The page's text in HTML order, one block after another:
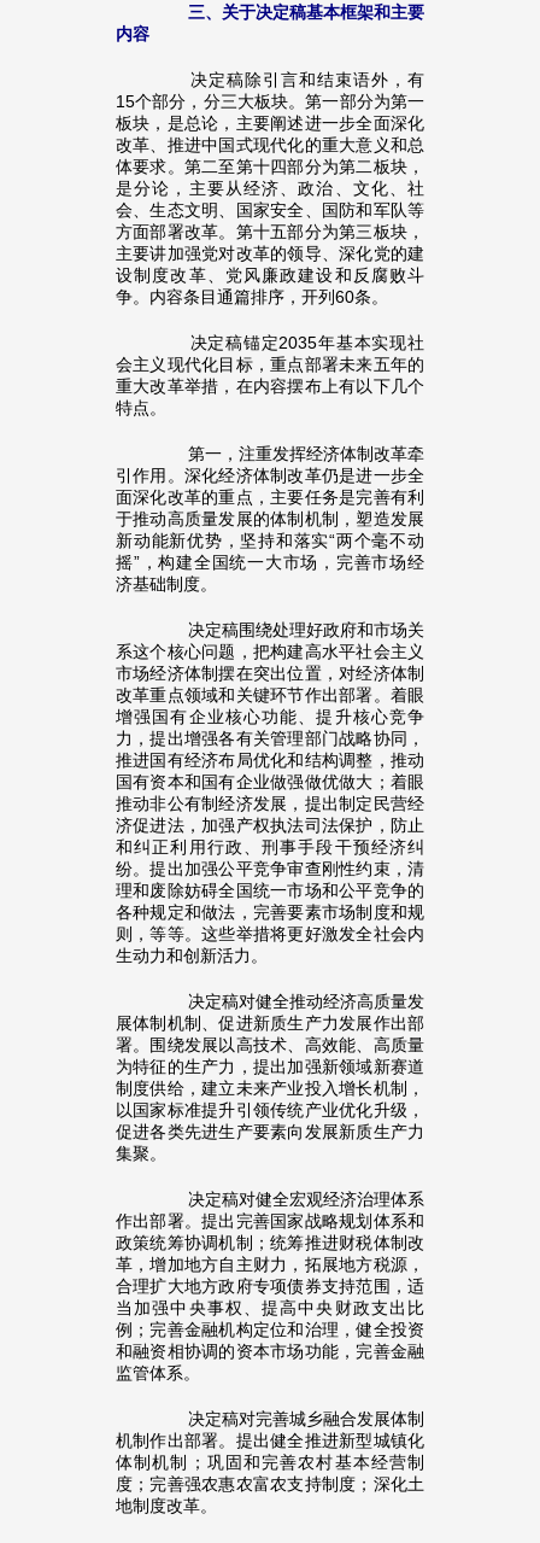
三、关于决定稿基本框架和主要
内容
决定稿除引言和结束语外，有
15个部分，分三大板块。第一部分为第一
板块，是总论，主要阐述进一步全面深化
改革、推进中国式现代化的重大意义和总
体要求。第二至第十四部分为第二板块，
是分论，主要从经济、政治、文化、社
会、生态文明、国家安全、国防和军队等
方面部署改革。第十五部分为第三板块，
主要讲加强党对改革的领导、深化党的建
设制度改革、党风廉政建设和反腐败斗
争。内容条目通篇排序，开列60条。
决定稿锚定2035年基本实现社
会主义现代化目标，重点部署未来五年的
重大改革举措，在内容摆布上有以下几个
特点。
第一，注重发挥经济体制改革牵
引作用。深化经济体制改革仍是进一步全
面深化改革的重点，主要任务是完善有利
于推动高质量发展的体制机制，塑造发展
新动能新优势，坚持和落实“两个毫不动
摇”，构建全国统一大市场，完善市场经
济基础制度。
决定稿围绕处理好政府和市场关
系这个核心问题，把构建高水平社会主义
市场经济体制摆在突出位置，对经济体制
改革重点领域和关键环节作出部署。着眼
增强国有企业核心功能、提升核心竞争
力，提出增强各有关管理部门战略协同，
推进国有经济布局优化和结构调整，推动
国有资本和国有企业做强做优做大；着眼
推动非公有制经济发展，提出制定民营经
济促进法，加强产权执法司法保护，防止
和纠正利用行政、刑事手段干预经济纠
纷。提出加强公平竞争审查刚性约束，清
理和废除妨碍全国统一市场和公平竞争的
各种规定和做法，完善要素市场制度和规
则，等等。这些举措将更好激发全社会内
生动力和创新活力。
决定稿对健全推动经济高质量发
展体制机制、促进新质生产力发展作出部
署。围绕发展以高技术、高效能、高质量
为特征的生产力，提出加强新领域新赛道
制度供给，建立未来产业投入增长机制，
以国家标准提升引领传统产业优化升级，
促进各类先进生产要素向发展新质生产力
集聚。
决定稿对健全宏观经济治理体系
作出部署。提出完善国家战略规划体系和
政策统筹协调机制；统筹推进财税体制改
革，增加地方自主财力，拓展地方税源，
合理扩大地方政府专项债券支持范围，适
当加强中央事权、提高中央财政支出比
例；完善金融机构定位和治理，健全投资
和融资相协调的资本市场功能，完善金融
监管体系。
决定稿对完善城乡融合发展体制
机制作出部署。提出健全推进新型城镇化
体制机制；巩固和完善农村基本经营制
度；完善强农惠农富农支持制度；深化土
地制度改革。